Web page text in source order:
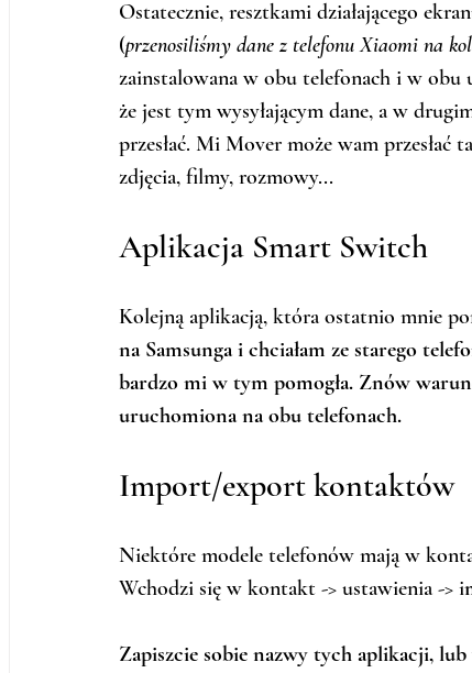
Ostatecznie, resztkami działającego
(przenosiliśmy dane z telefonu Xiaomi na
zainstalowana w obu telefonach i w obu
że jest tym wysyłającym dane, a w
przesłać. Mi Mover może wam
zdjęcia, filmy, rozmowy...
Aplikacja Smart Switch
Kolejną aplikacją, która ostatnio mnie
na Samsunga i chciałam ze starego
bardzo mi w tym pomogła. Znów
uruchomiona na obu telefonach.
Import/export kontaktów
Niektóre modele telefonów mają w
Wchodzi się w kontakt -> ustawienia -> i
Zapiszcie sobie nazwy tych aplikacji,